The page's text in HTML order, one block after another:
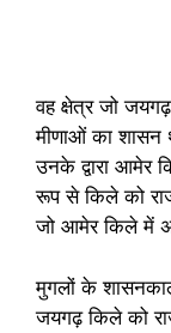
वह क्षेत्र जो
मीणाओं का शासन
उनके द्वारा आमेर
रूप से किले को
जो आमेर किले में
मुगलों के
जयगढ़ किले को